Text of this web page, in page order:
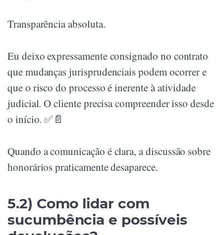
Transparência absoluta.
Eu deixo expressamente consignado no contrato
que mudanças jurisprudenciais podem ocorrer e
que o risco do processo é inerente à atividade
judicial. O cliente precisa compreender isso desde
o início. ✅📄
Quando a comunicação é clara, a discussão sobre
honorários praticamente desaparece.
5.2) Como lidar com
sucumbência e possíveis